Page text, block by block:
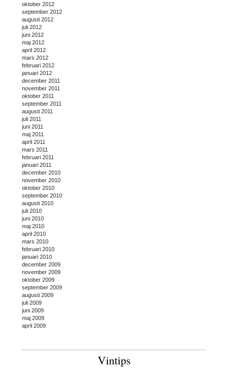
oktober 2012
september 2012
augusti 2012
juli 2012
juni 2012
maj 2012
april 2012
mars 2012
februari 2012
januari 2012
december 2011
november 2011
oktober 2011
september 2011
augusti 2011
juli 2011
juni 2011
maj 2011
april 2011
mars 2011
februari 2011
januari 2011
december 2010
november 2010
oktober 2010
september 2010
augusti 2010
juli 2010
juni 2010
maj 2010
april 2010
mars 2010
februari 2010
januari 2010
december 2009
november 2009
oktober 2009
september 2009
augusti 2009
juli 2009
juni 2009
maj 2009
april 2009
Vintips